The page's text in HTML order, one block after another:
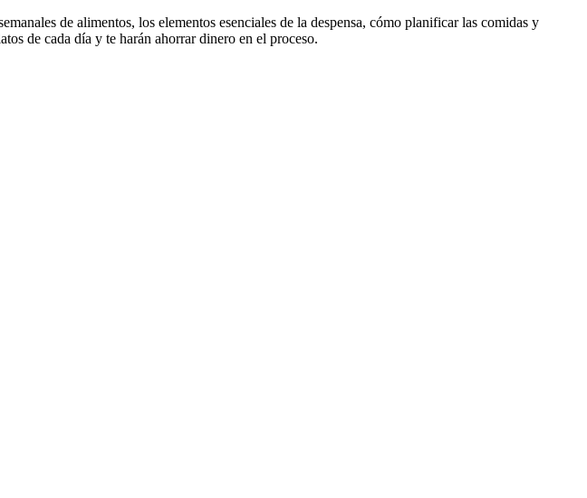
de alimentos, los elementos esenciales de la despensa, cómo planificar las comidas y
de cada día y te harán ahorrar dinero en el proceso.